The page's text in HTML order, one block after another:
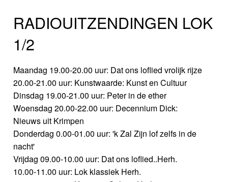
RADIOUITZENDINGEN LOK
1/2
Maandag 19.00-20.00 uur: Dat ons loflied vrolijk rijze
20.00-21.00 uur: Kunstwaarde: Kunst en Cultuur
Dinsdag 19.00-21.00 uur: Peter in de ether
Woensdag 20.00-22.00 uur: Decennium Dick:
Nieuws uit Krimpen
Donderdag 0.00-01.00 uur: 'k Zal Zijn lof zelfs in de
nacht'
Vrijdag 09.00-10.00 uur: Dat ons loflied..Herh.
10.00-11.00 uur: Lok klassiek Herh.